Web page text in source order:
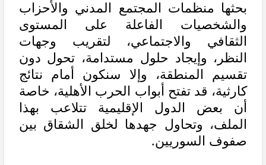
بحثها منظمات المجتمع المدني والأحزاب
والشخصيات الفاعلة على المستوى
الثقافي والاجتماعي، لتقريب وجهات
النظر، وإيجاد حلول مستدامة، تحول دون
تقسيم المنطقة، وإلا سنكون أمام نتائج
كارثية، قد تفتح أبواب الحرب الأهلية، خاصة
أن بعض الدول الإقليمية تتلاعب بهذا
الملف، وتحاول جهدها لخلق الشقاق بين
صفوف السوريين.